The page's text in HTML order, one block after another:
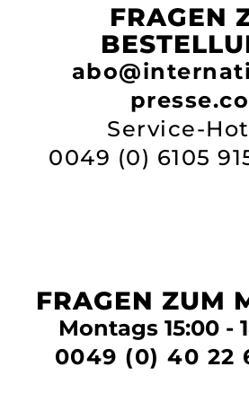
FRAGEN
Service-
0049 (0) 6105
FRAGEN ZUM
Montags 15:00 -
0049 (0) 40 22